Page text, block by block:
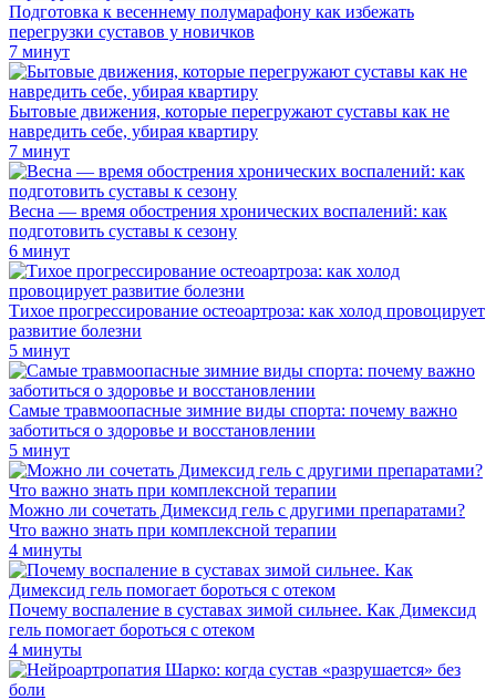
Подготовка к весеннему полумарафону как избежать
перегрузки суставов у новичков
7 минут
Бытовые движения, которые перегружают суставы как не
навредить себе, убирая квартиру
7 минут
Весна — время обострения хронических воспалений: как
подготовить суставы к сезону
6 минут
Тихое прогрессирование остеоартроза: как холод провоцирует
развитие болезни
5 минут
Самые травмоопасные зимние виды спорта: почему важно
заботиться о здоровье и восстановлении
5 минут
Можно ли сочетать Димексид гель с другими препаратами?
Что важно знать при комплексной терапии
4 минуты
Почему воспаление в суставах зимой сильнее. Как Димексид
гель помогает бороться с отеком
4 минуты